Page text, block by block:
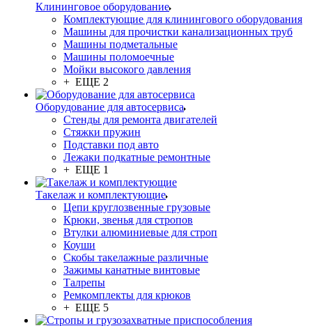
Клининговое оборудование
Комплектующие для клинингового оборудования
Машины для прочистки канализационных труб
Машины подметальные
Машины поломоечные
Мойки высокого давления
+ ЕЩЕ 2
Оборудование для автосервиса
Стенды для ремонта двигателей
Стяжки пружин
Подставки под авто
Лежаки подкатные ремонтные
+ ЕЩЕ 1
Такелаж и комплектующие
Цепи круглозвенные грузовые
Крюки, звенья для стропов
Втулки алюминиевые для строп
Коуши
Скобы такелажные различные
Зажимы канатные винтовые
Талрепы
Ремкомплекты для крюков
+ ЕЩЕ 5